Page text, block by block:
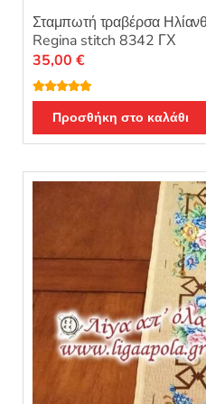
Σταμπωτή τραβέρσα
Regina stitch 8342 ΓΧ
Βαθμολογή
θηκε με 5.00
από 5
35,00 €
Προσθήκη στο καλάθι